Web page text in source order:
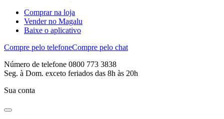
Comprar na loja
Vender no Magalu
Baixe o aplicativo
Compre pelo telefoneCompre pelo chat
Número de telefone 0800 773 3838
Seg. à Dom. exceto feriados das 8h às 20h
Sua conta